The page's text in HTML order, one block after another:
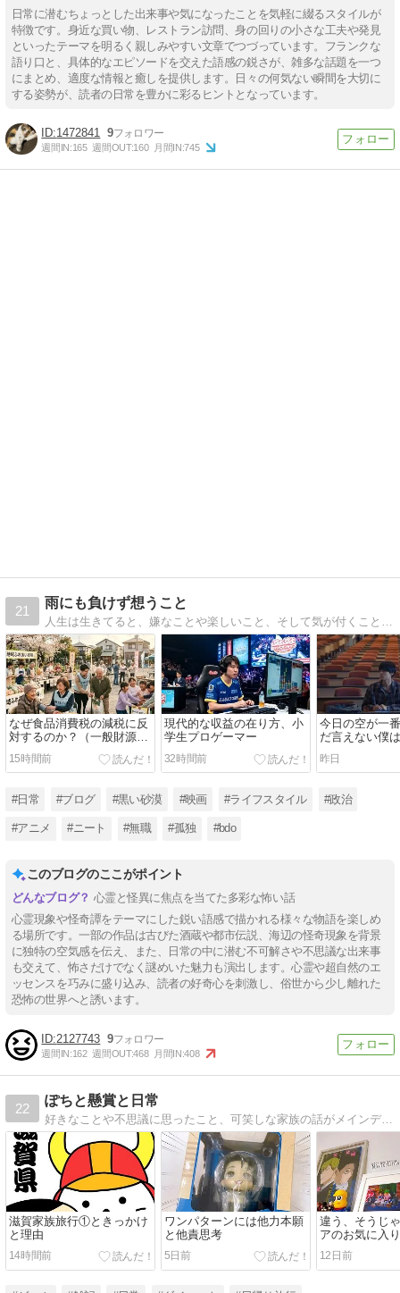
日常に潜むちょっとした出来事や気になったことを気軽に綴るスタイルが
特徴です。身近な買い物、レストラン訪問、身の回りの小さな工夫や発見
といったテーマを明るく親しみやすい文章でつづっています。フランクな
語り口と、具体的なエピソードを交えた語感の鋭さが、雑多な話題を一つ
にまとめ、適度な情報と癒しを提供します。日々の何気ない瞬間を大切に
する姿勢が、読者の日常を豊かに彩るヒントとなっています。
1472841 9
週間IN:165 週間OUT:160 月間IN:745
21
雨にも負けず想うこと
人生は生きてると、嫌なことや楽しいこと、そして気が付くこと、色々とあるでしょう。タイトルは宮沢賢治の「雨ニモマケズ」から引用してます。日常の気になる事を描いていきます。Welcome , ようこそ(´ﾟωﾟ｀)
なぜ食品消費税の減税に反
対するのか？（一般財源問
題、インボイス問題）【国
内】
15時間前
現代的な収益の在り方、小
学生プロゲーマー
32時間前
今日の空が一
だ言えない僕
映画】
昨日
#日常 #ブログ #黒い砂漠 #映画 #ライフスタイル #政治
#アニメ #ニート #無職 #孤独 #bdo
このブログのここがポイント
心霊と怪異に焦点を当てた多彩な怖い話
心霊現象や怪奇譚をテーマにした鋭い語感で描かれる様々な物語を楽しめ
る場所です。一部の作品は古びた酒蔵や都市伝説、海辺の怪奇現象を背景
に独特の空気感を伝え、また、日常の中に潜む不可解さや不思議な出来事
も交えて、怖さだけでなく謎めいた魅力も演出します。心霊や超自然のエ
ッセンスを巧みに盛り込み、読者の好奇心を刺激し、俗世から少し離れた
恐怖の世界へと誘います。
2127743 9
週間IN:162 週間OUT:468 月間IN:408
22
ぽちと懸賞と日常
好きなことや不思議に思ったこと、可笑しな家族の話がメインディッシュ。なかなか当たらない懸賞＆モニターは付け合わせになりつつありますが...下手なイラストも交えて不定期ですが更新中です。
滋賀家族旅行①ときっかけ
と理由
14時間前
ワンパターンには他力本願
と他責思考
5日前
違う、そうじ
アのお気に入
12日前